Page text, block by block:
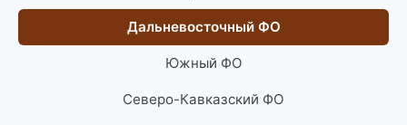
Дальневосточный ФО
Южный ФО
Северо-Кавказский ФО